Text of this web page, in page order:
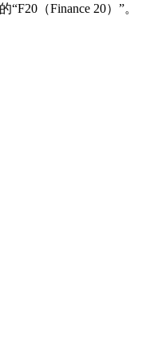
（Finance 20）”。